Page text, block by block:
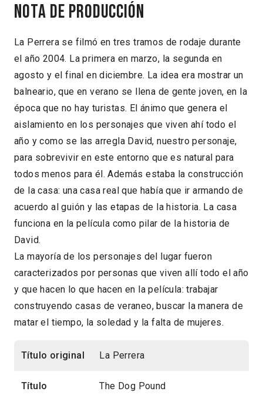
Nota de producción
La Perrera se filmó en tres tramos de rodaje durante
el año 2004. La primera en marzo, la segunda en
agosto y el final en diciembre. La idea era mostrar un
balneario, que en verano se llena de gente joven, en la
época que no hay turistas. El ánimo que genera el
aislamiento en los personajes que viven ahí todo el
año y como se las arregla David, nuestro personaje,
para sobrevivir en este entorno que es natural para
todos menos para él. Además estaba la construcción
de la casa: una casa real que había que ir armando de
acuerdo al guión y las etapas de la historia. La casa
funciona en la película como pilar de la historia de
David.
La mayoría de los personajes del lugar fueron
caracterizados por personas que viven allí todo el año
y que hacen lo que hacen en la película: trabajar
construyendo casas de veraneo, buscar la manera de
matar el tiempo, la soledad y la falta de mujeres.
Título original La Perrera
Título
The Dog Pound